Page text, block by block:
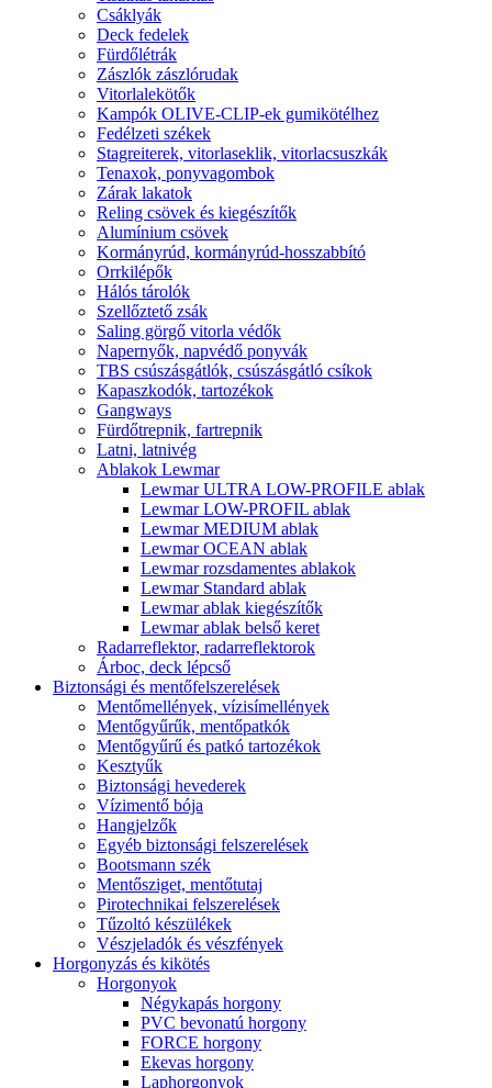
Csáklyák
Deck fedelek
Fürdőlétrák
Zászlók zászlórudak
Vitorlalekötők
Kampók OLIVE-CLIP-ek gumikötélhez
Fedélzeti székek
Stagreiterek, vitorlaseklik, vitorlacsuszkák
Tenaxok, ponyvagombok
Zárak lakatok
Reling csövek és kiegészítők
Alumínium csövek
Kormányrúd, kormányrúd-hosszabbító
Orrkilépők
Hálós tárolók
Szellőztető zsák
Saling görgő vitorla védők
Napernyők, napvédő ponyvák
TBS csúszásgátlók, csúszásgátló csíkok
Kapaszkodók, tartozékok
Gangways
Fürdőtrepnik, fartrepnik
Latni, latnivég
Ablakok Lewmar
Lewmar ULTRA LOW-PROFILE ablak
Lewmar LOW-PROFIL ablak
Lewmar MEDIUM ablak
Lewmar OCEAN ablak
Lewmar rozsdamentes ablakok
Lewmar Standard ablak
Lewmar ablak kiegészítők
Lewmar ablak belső keret
Radarreflektor, radarreflektorok
Árboc, deck lépcső
Biztonsági és mentőfelszerelések
Mentőmellények, vízisímellények
Mentőgyűrűk, mentőpatkók
Mentőgyűrű és patkó tartozékok
Kesztyűk
Biztonsági hevederek
Vízimentő bója
Hangjelzők
Egyéb biztonsági felszerelések
Bootsmann szék
Mentősziget, mentőtutaj
Pirotechnikai felszerelések
Tűzoltó készülékek
Vészjeladók és vészfények
Horgonyzás és kikötés
Horgonyok
Négykapás horgony
PVC bevonatú horgony
FORCE horgony
Ekevas horgony
Laphorgonyok